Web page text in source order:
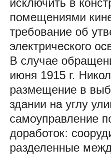
исключить в
помещениями
требование об
электрического
В случае
июня 1915 г.
размещение в
здании на углу
самоуправление
доработок:
разделенные